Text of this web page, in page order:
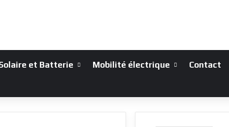
et Batterie Mobilité électrique Contact